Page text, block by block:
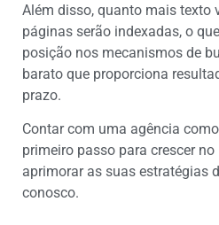
Além disso, quanto mais texto
páginas serão indexadas, o
posição nos mecanismos de
barato que proporciona
prazo.
Contar com uma agência
primeiro passo para crescer
aprimorar as suas estratégias
conosco.